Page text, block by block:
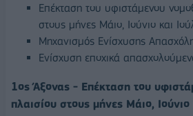
Επέκταση του υφιστάμενου
στους μήνες Μάιο, Ιούνιο και
Μηχανισμός Ενίσχυσης
Ενίσχυση εποχικά
1ος Άξονας - Επέκταση του
πλαισίου στους μήνες Μάιο, Ιούνιο